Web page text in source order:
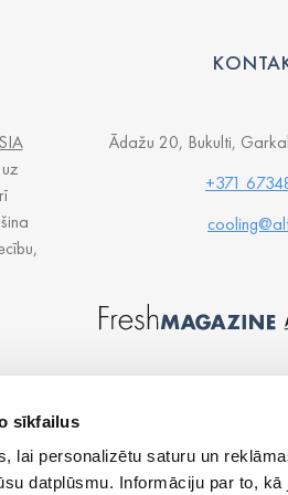
sīkfailus
lai personalizētu saturu un
datplūsmu. Informāciju par to,
SIA
Ādažu 20, Bukulti,
+371